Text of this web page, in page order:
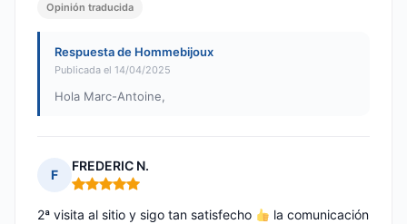
Opinión traducida
Respuesta de Hommebijoux
Publicada el 14/04/2025
Hola Marc-Antoine,
F
FREDERIC N.
Nota: 5 de 5
2ª visita al sitio y sigo tan satisfecho
la comunicación